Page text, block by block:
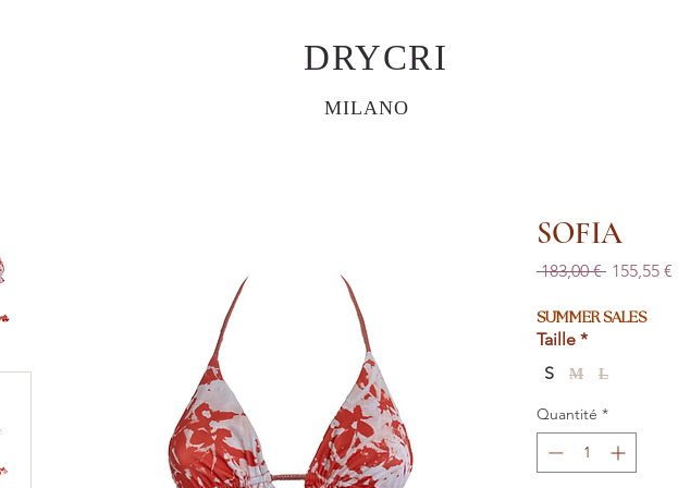
DRYCRI
MILANO
SOFIA
183,00 € Prix
155,55 €
SUMMER SALES
Taille *
S
M L
Quantité *